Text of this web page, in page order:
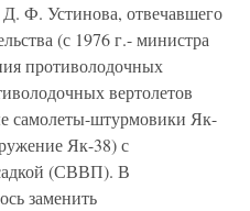
Ф. Устинова, отвечавшего
(с 1976 г.- министра
противолодочных
вертолетов
самолеты-штурмовики Як-
Як-38) с
(СВВП). В
заменить